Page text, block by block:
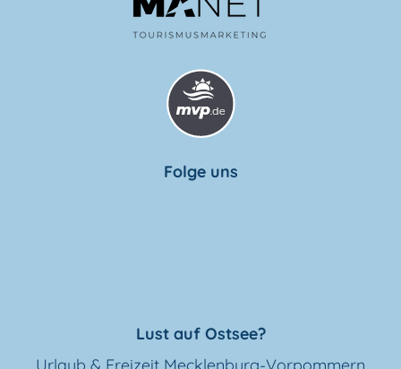
Folge uns
Lust auf Ostsee?